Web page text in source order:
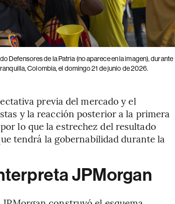
Defensores de la Patria (no aparece en la imagen), durante
Colombia, el domingo 21 de junio de 2026.
previa del mercado y el
y la reacción posterior a la primera
lo que la estrechez del resultado
tendrá la gobernabilidad durante la
JPMorgan